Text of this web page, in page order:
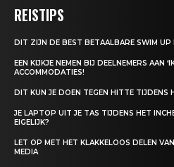
REISTIPS
DIT ZIJN DE BEST BETAALBARE SWIM UP
EEN KIJKJE NEMEN BIJ DEELNEMERS AAN
ACCOMMODATIES!
DIT KUN JE DOEN TEGEN HITTE TIJDENS
JE LAPTOP UIT JE TAS TIJDENS HET
EIGELIJK?
LET OP MET HET KLAKKELOOS DELEN
MEDIA